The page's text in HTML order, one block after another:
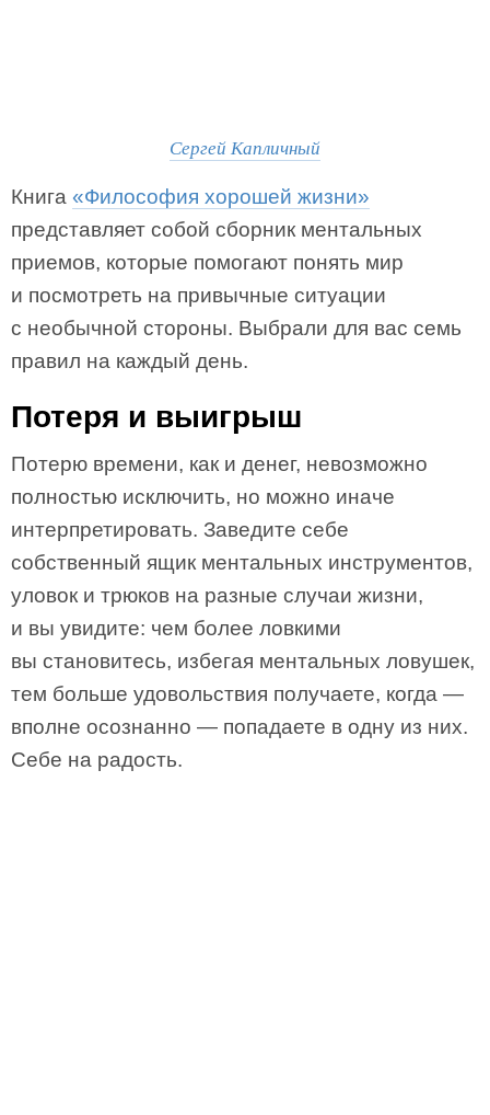
Сергей Капличный
Книга «Философия хорошей жизни»
представляет собой сборник ментальных
приемов, которые помогают понять мир
и посмотреть на привычные ситуации
с необычной стороны. Выбрали для вас семь
правил на каждый день.
Потеря и выигрыш
Потерю времени, как и денег, невозможно
полностью исключить, но можно иначе
интерпретировать. Заведите себе
собственный ящик ментальных инструментов,
уловок и трюков на разные случаи жизни,
и вы увидите: чем более ловкими
вы становитесь, избегая ментальных ловушек,
тем больше удовольствия получаете, когда —
вполне осознанно — попадаете в одну из них.
Себе на радость.